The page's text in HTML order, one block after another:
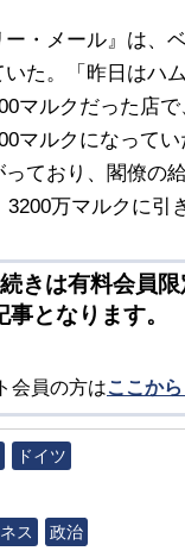
ー・メール』は、
た。「昨日はハ
マルクだった店
マルクになって
っており、閣僚の
万マルクに引
きは有料会員
事となります。
会員の方はここか
ドイツ
ス 政治